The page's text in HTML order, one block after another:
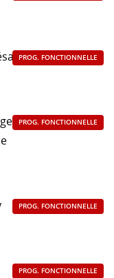
PROG. FONCTIONNELLE
PROG. FONCTIONNELLE
PROG. FONCTIONNELLE
PROG. FONCTIONNELLE